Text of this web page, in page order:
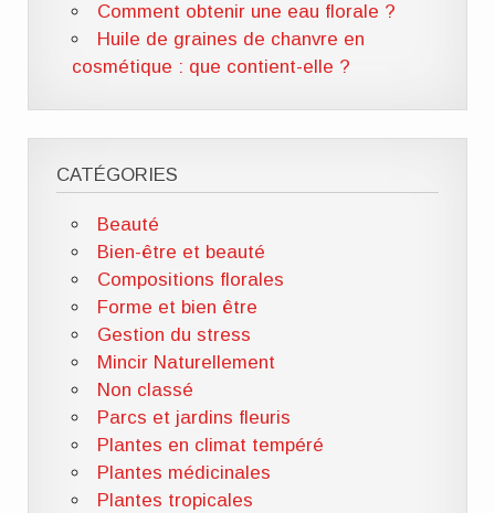
Comment obtenir une eau florale ?
Huile de graines de chanvre en
cosmétique : que contient-elle ?
CATÉGORIES
Beauté
Bien-être et beauté
Compositions florales
Forme et bien être
Gestion du stress
Mincir Naturellement
Non classé
Parcs et jardins fleuris
Plantes en climat tempéré
Plantes médicinales
Plantes tropicales